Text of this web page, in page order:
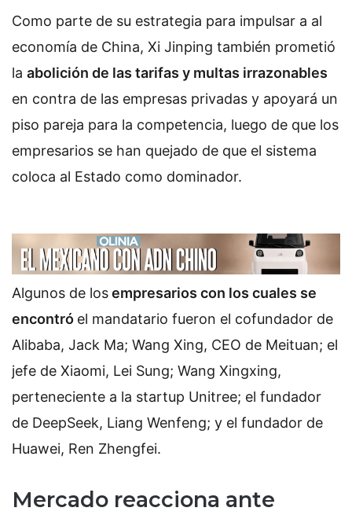
Como parte de su estrategia para impulsar a al
economía de China, Xi Jinping también prometió
la abolición de las tarifas y multas irrazonables
en contra de las empresas privadas y apoyará un
piso pareja para la competencia, luego de que los
empresarios se han quejado de que el sistema
coloca al Estado como dominador.
Algunos de losempresarios con los cuales se
encontró el mandatario fueron el cofundador de
Alibaba, Jack Ma; Wang Xing, CEO de Meituan; el
jefe de Xiaomi, Lei Sung; Wang Xingxing,
perteneciente a la startup Unitree; el fundador
de DeepSeek, Liang Wenfeng; y el fundador de
Huawei, Ren Zhengfei.
Mercado reacciona ante